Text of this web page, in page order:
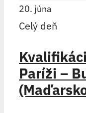
20. júna
Celý deň
Paríži –